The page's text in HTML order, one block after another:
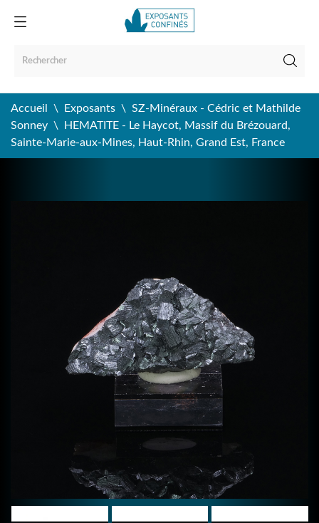
Accueil Exposants
SZ-Minéraux - Cédric et Mathilde
Sonney
HEMATITE - Le Haycot, Massif du Brézouard,
Sainte-Marie-aux-Mines, Haut-Rhin, Grand Est, France